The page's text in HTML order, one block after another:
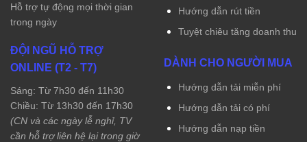
Hỗ trợ tự động mọi thời gian
trong ngày
ĐỘI NGŨ HỖ TRỢ
ONLINE (T2 - T7)
Sáng: Từ 7h30 đến 11h30
Chiều: Từ 13h30 đến 17h30
(CN và các ngày lễ nghỉ, TV
cần hỗ trợ liên hệ lại trong giờ
Hướng dẫn rút tiền
Tuyệt chiêu tăng doanh thu
DÀNH CHO NGƯỜI MUA
Hướng dẫn tải miễn phí
Hướng dẫn tải có phí
Hướng dẫn nạp tiền